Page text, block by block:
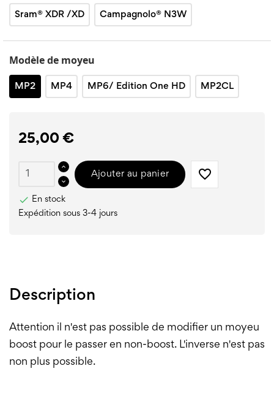
Sram® XDR /XD Campagnolo® N3W
Modèle de moyeu
MP2 MP4 MP6/ Edition One HD MP2CL
25,00 €
Ajouter au panier favorite_border

En stock
Expédition sous 3-4 jours
Description
Attention il n'est pas possible de modifier un moyeu
boost pour le passer en non-boost. L'inverse n'est pas
non plus possible.